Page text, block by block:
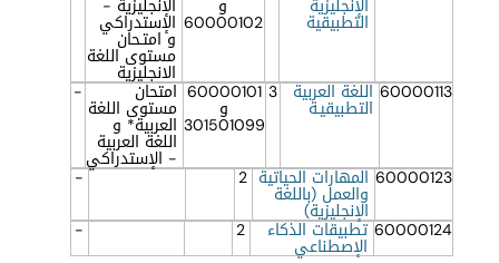
الإنجليزية
التطبيقية
و
60000102
الإنجليزية -
الإستدراكي
و امتـحان
مستوى اللغة
الانجليزية
60000113 اللغة العربية
التطبيقيـة
3
60000101
و
301501099
امتحان
مستوى اللغة
العربية* و
اللغة العربية
- الإستدراكي
-
60000123 المهارات الحياتية
والعمل (باللغة
الإنجليزية)
2
-
60000124 تطبيقات الذكاء
الإصطناعي
2
-